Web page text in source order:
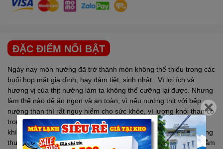
ĐẶC ĐIỂM NỔI BẬT
Ngày nay món nướng đã trở thành món không thể thiếu trong các
buổi họp mặt gia đình, hay đám tiệt, sinh nhật.. Vì lợi ích và
hương vị của thịt nướng làm ta không thể cưỡng lại được. Nhưng
làm thế nào để ăn ngon và an toàn, vì nếu nướng thịt với bếp
nướng than thì rất nguy hiểm cho sức khỏe, vì lượng khói than có
trong củi hoặc trong than đá rất độc, chứa rất nhiều hàm lượng
khí độc, nếu ăn nhiều và thường xuyên sẽ dẫn đến các bệnh ung
thư. Ngày nay, công nghệ phát triển
bếp nướng gasra đời nhằm